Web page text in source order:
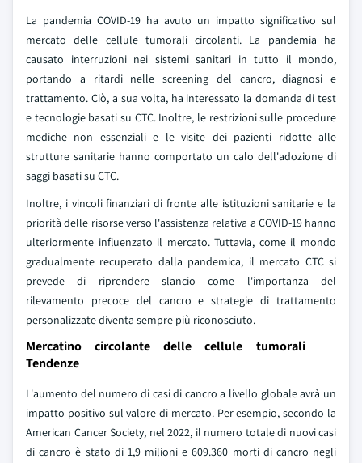
La pandemia COVID-19 ha avuto un impatto significativo sul
mercato delle cellule tumorali circolanti. La pandemia ha
causato interruzioni nei sistemi sanitari in tutto il mondo,
portando a ritardi nelle screening del cancro, diagnosi e
trattamento. Ciò, a sua volta, ha interessato la domanda di test
e tecnologie basati su CTC. Inoltre, le restrizioni sulle procedure
mediche non essenziali e le visite dei pazienti ridotte alle
strutture sanitarie hanno comportato un calo dell'adozione di
saggi basati su CTC.
Inoltre, i vincoli finanziari di fronte alle istituzioni sanitarie e la
priorità delle risorse verso l'assistenza relativa a COVID-19 hanno
ulteriormente influenzato il mercato. Tuttavia, come il mondo
gradualmente recuperato dalla pandemica, il mercato CTC si
prevede di riprendere slancio come l'importanza del
rilevamento precoce del cancro e strategie di trattamento
personalizzate diventa sempre più riconosciuto.
Mercatino circolante delle cellule tumorali
Tendenze
L'aumento del numero di casi di cancro a livello globale avrà un
impatto positivo sul valore di mercato. Per esempio, secondo la
American Cancer Society, nel 2022, il numero totale di nuovi casi
di cancro è stato di 1,9 milioni e 609.360 morti di cancro negli